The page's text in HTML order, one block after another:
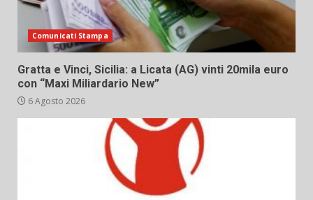
Comunicati Stampa
Gratta e Vinci, Sicilia: a Licata (AG) vinti 20mila euro
con “Maxi Miliardario New”
6 Agosto 2026